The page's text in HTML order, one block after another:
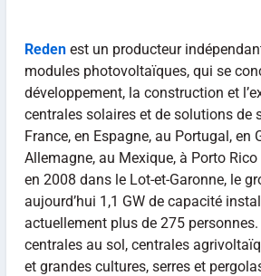
Reden est un producteur
modules photovoltaïques, qui se
développement, la construction et
centrales solaires et de solutions de
France, en Espagne, au Portugal, en
Allemagne, au Mexique, à Porto
en 2008 dans le Lot-et-Garonne, le
aujourd’hui 1,1 GW de capacité
actuellement plus de 275
centrales au sol, centrales
et grandes cultures, serres et